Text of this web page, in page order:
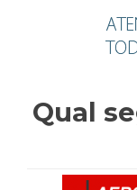
Qual